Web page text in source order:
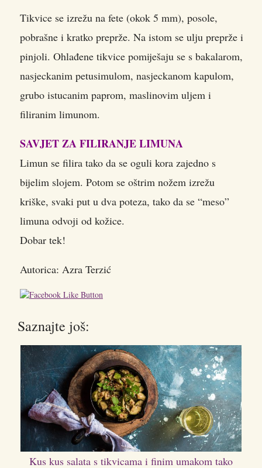
Tikvice se izrežu na fete (okok 5 mm), posole,
pobrašne i kratko preprže. Na istom se ulju preprže i
pinjoli. Ohlađene tikvice pomiješaju se s bakalarom,
nasjeckanim petusimulom, nasjeckanom kapulom,
grubo istucanim paprom, maslinovim uljem i
filiranim limunom.
SAVJET ZA FILIRANJE LIMUNA
Limun se filira tako da se oguli kora zajedno s
bijelim slojem. Potom se oštrim nožem izrežu
kriške, svaki put u dva poteza, tako da se “meso”
limuna odvoji od kožice.
Dobar tek!
Autorica: Azra Terzić
Saznajte još:
Kus kus salata s tikvicama i finim umakom tako